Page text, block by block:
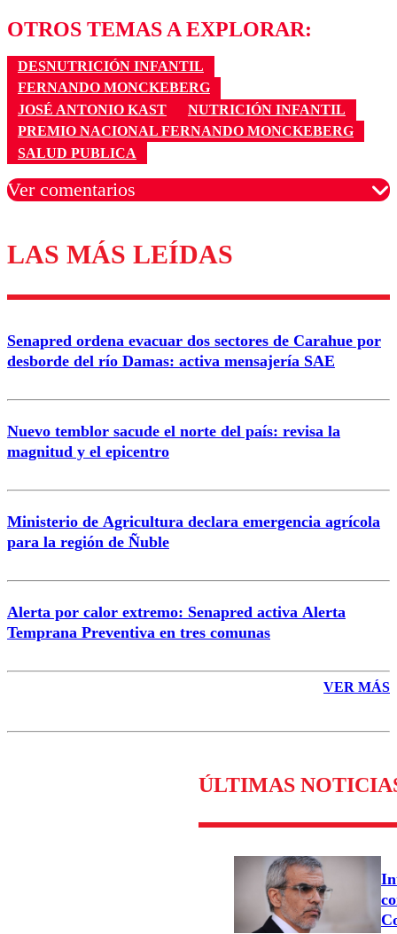
OTROS TEMAS A EXPLORAR:
DESNUTRICIÓN INFANTIL
FERNANDO MONCKEBERG
JOSÉ ANTONIO KAST
NUTRICIÓN INFANTIL
PREMIO NACIONAL FERNANDO MONCKEBERG
SALUD PUBLICA
Ver comentarios
Los comentarios son moderados para garantizar un
diálogo respetuoso.
Nombre
Correo
LAS MÁS LEÍDAS
Senapred ordena evacuar dos sectores de Carahue por
desborde del río Damas: activa mensajería SAE
Nuevo temblor sacude el norte del país: revisa la
magnitud y el epicentro
Ministerio de Agricultura declara emergencia agrícola
para la región de Ñuble
Alerta por calor extremo: Senapred activa Alerta
Temprana Preventiva en tres comunas
VER MÁS
ÚLTIMAS